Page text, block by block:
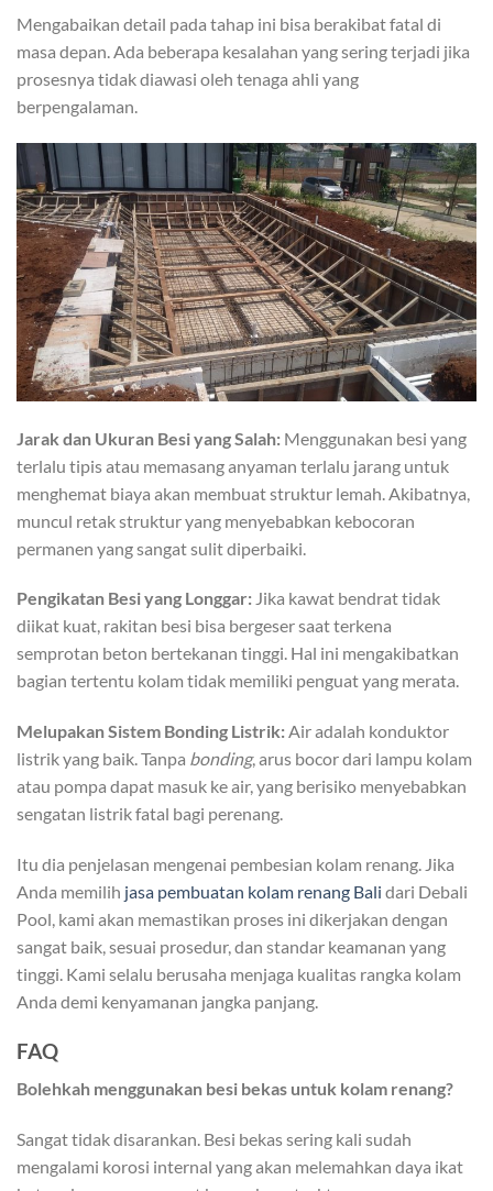
Mengabaikan detail pada tahap ini bisa berakibat fatal di
masa depan. Ada beberapa kesalahan yang sering terjadi jika
prosesnya tidak diawasi oleh tenaga ahli yang
berpengalaman.
Jarak dan Ukuran Besi yang Salah: Menggunakan besi yang
terlalu tipis atau memasang anyaman terlalu jarang untuk
menghemat biaya akan membuat struktur lemah. Akibatnya,
muncul retak struktur yang menyebabkan kebocoran
permanen yang sangat sulit diperbaiki.
Pengikatan Besi yang Longgar: Jika kawat bendrat tidak
diikat kuat, rakitan besi bisa bergeser saat terkena
semprotan beton bertekanan tinggi. Hal ini mengakibatkan
bagian tertentu kolam tidak memiliki penguat yang merata.
Melupakan Sistem Bonding Listrik:Air adalah konduktor
listrik yang baik. Tanpa bonding, arus bocor dari lampu kolam
atau pompa dapat masuk ke air, yang berisiko menyebabkan
sengatan listrik fatal bagi perenang.
Itu dia penjelasan mengenai pembesian kolam renang. Jika
Anda memilih jasa pembuatan kolam renang Bali dari Debali
Pool, kami akan memastikan proses ini dikerjakan dengan
sangat baik, sesuai prosedur, dan standar keamanan yang
tinggi. Kami selalu berusaha menjaga kualitas rangka kolam
Anda demi kenyamanan jangka panjang.
FAQ
Bolehkah menggunakan besi bekas untuk kolam renang?
Sangat tidak disarankan. Besi bekas sering kali sudah
mengalami korosi internal yang akan melemahkan daya ikat